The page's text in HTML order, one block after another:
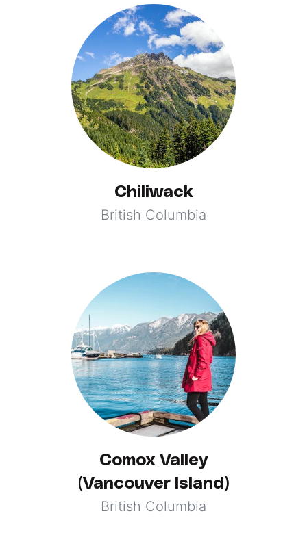
Chiliwack
British Columbia
Comox Valley
(Vancouver Island)
British Columbia